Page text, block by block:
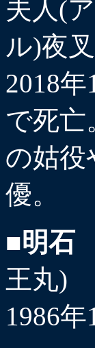
夫人(
ル)夜
2018
で死亡
の姑役
優。
■明石
王丸)
1986